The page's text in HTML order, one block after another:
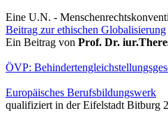
Eine U.N. -
Beitrag zur ethischen Globalisierung
Ein Beitrag von Prof. Dr.
ÖVP:
Europäisches Berufsbildungswerk
qualifiziert in der Eifelstadt Bitburg